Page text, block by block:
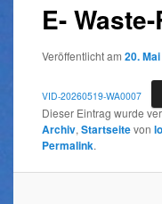
E-
Veröffentlicht am 20.
VID-20260519-WA0007
Dieser Eintrag wurde
Archiv, Startseitevon
Permalink.